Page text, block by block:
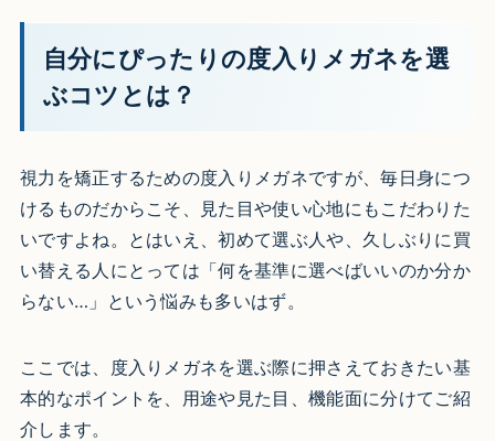
自分にぴったりの度入りメガネを選
ぶコツとは？
視力を矯正するための度入りメガネですが、毎日身につ
けるものだからこそ、見た目や使い心地にもこだわりた
いですよね。とはいえ、初めて選ぶ人や、久しぶりに買
い替える人にとっては「何を基準に選べばいいのか分か
らない…」という悩みも多いはず。
ここでは、度入りメガネを選ぶ際に押さえておきたい基
本的なポイントを、用途や見た目、機能面に分けてご紹
介します。